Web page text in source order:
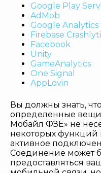
Google Play
AdMob
Google Analytics
Firebase
Facebook
Unity
GameAnalytics
One Signal
AppLovin
Вы должны знать,
определенные
Мобайл ФЗЕ» не
некоторых функций
активное
Соединение может
предоставляться